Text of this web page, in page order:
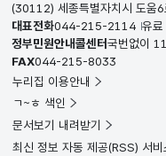
(30112) 세종특별자치시 도움
대표전화044-215-2114 유료
정부민원안내콜센터국번없이
FAX044-215-8033
누리집 이용안내
ㄱ~ㅎ 색인
문서보기 내려받기
최신 정보 자동 제공(RSS) 서비